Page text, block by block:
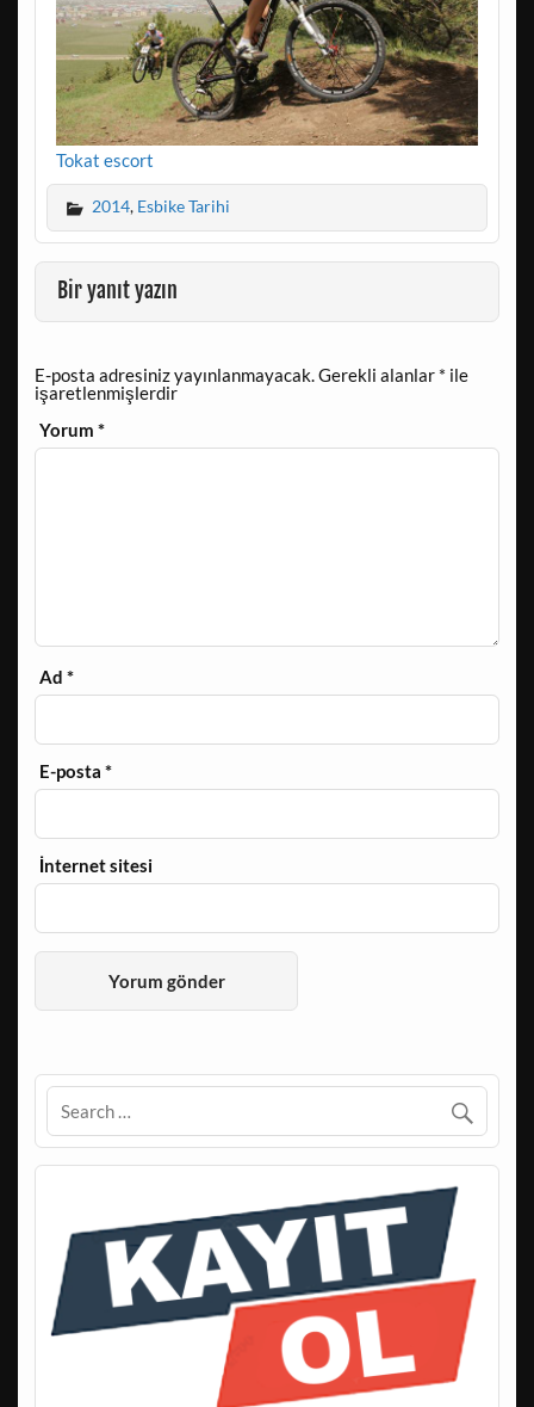
Tokat escort
2014, Esbike Tarihi
Bir yanıt yazın
E-posta adresiniz yayınlanmayacak.Gerekli alanlar * ile
işaretlenmişlerdir
Yorum*
Ad*
E-posta*
İnternet sitesi